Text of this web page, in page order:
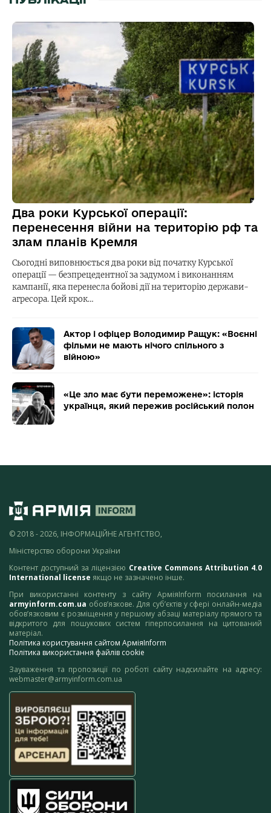
Два роки Курської операції:
перенесення війни на територію рф та
злам планів Кремля
Сьогодні виповнюється два роки від початку Курської
операції — безпрецедентної за задумом і виконанням
кампанії, яка перенесла бойові дії на територію держави-
агресора. Цей крок…
Актор і офіцер Володимир Ращук: «Воєнні
фільми не мають нічого спільного з
війною»
«Це зло має бути переможене»: історія
українця, який пережив російський полон
© 2018 - 2026, ІНФОРМАЦІЙНЕ АГЕНТСТВО,
Міністерство оборони України
Контент доступний за ліцензією Creative Commons Attribution 4.0
International license якщо не зазначено інше.
При використанні контенту з сайту АрміяInform посилання на
armyinform.com.ua обов’язкове. Для суб’єктів у сфері онлайн-медіа
обов’язковим є розміщення у першому абзаці матеріалу прямого та
відкритого для пошукових систем гіперпосилання на цитований
матеріал.
Політика користування сайтом АрміяInform
Політика використання файлів cookie
Зауваження та пропозиції по роботі сайту надсилайте на адресу:
webmaster@armyinform.com.ua